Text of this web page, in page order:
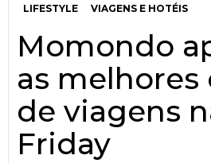
LIFESTYLE VIAGENS E HOTÉIS
Momondo
as melhores
de viagens
Friday